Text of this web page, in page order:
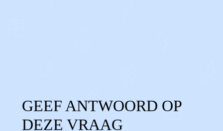
GEEF ANTWOORD OP
DEZE VRAAG